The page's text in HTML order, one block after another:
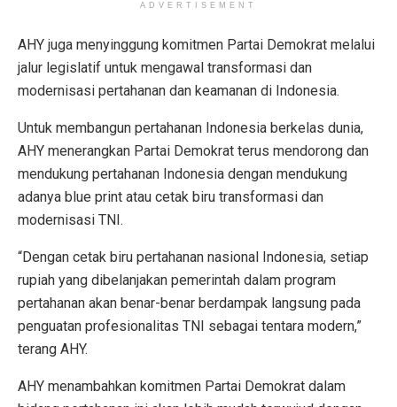
ADVERTISEMENT
AHY juga menyinggung komitmen Partai Demokrat melalui
jalur legislatif untuk mengawal transformasi dan
modernisasi pertahanan dan keamanan di Indonesia.
Untuk membangun pertahanan Indonesia berkelas dunia,
AHY menerangkan Partai Demokrat terus mendorong dan
mendukung pertahanan Indonesia dengan mendukung
adanya blue print atau cetak biru transformasi dan
modernisasi TNI.
“Dengan cetak biru pertahanan nasional Indonesia, setiap
rupiah yang dibelanjakan pemerintah dalam program
pertahanan akan benar-benar berdampak langsung pada
penguatan profesionalitas TNI sebagai tentara modern,”
terang AHY.
AHY menambahkan komitmen Partai Demokrat dalam